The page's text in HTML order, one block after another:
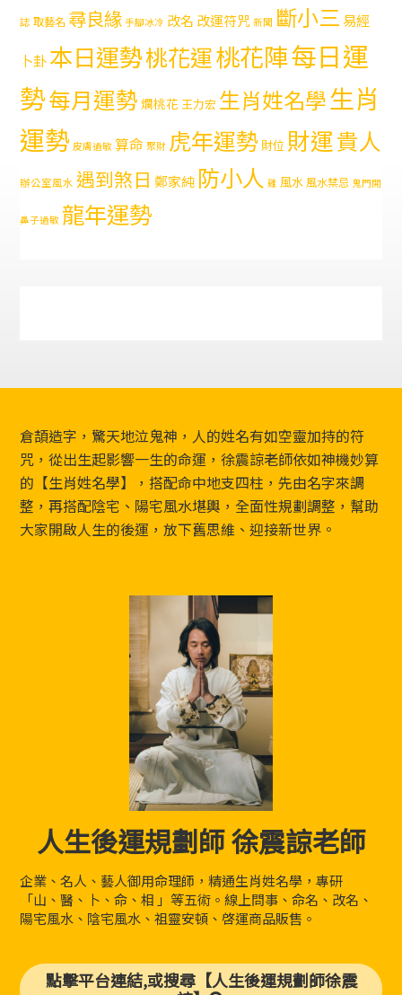
誌 取藝名 尋良緣 手腳冰冷 改名 改運符咒 新聞 斷小三易經
卜卦本日運勢桃花運桃花陣每日運
勢每月運勢 爛桃花 王力宏 生肖姓名學生肖
運勢 皮膚過敏 算命 聚財 虎年運勢 財位 財運貴人
辦公室風水 遇到煞日 鄭家純 防小人 雞 風水風水禁忌 鬼門開
鼻子過敏 龍年運勢
Footer
倉頡造字，驚天地泣鬼神，人的姓名有如空靈加持的符
咒，從出生起影響一生的命運，徐震諒老師依如神機妙算
的【生肖姓名學】，搭配命中地支四柱，先由名字來調
整，再搭配陰宅、陽宅風水堪輿，全面性規劃調整，幫助
大家開啟人生的後運，放下舊思維、迎接新世界。
人生後運規劃師 徐震諒老師
企業、名人、藝人御用命理師，精通生肖姓名學，專研
「山、醫、卜、命、相 」等五術。線上問事、命名、改名、
陽宅風水、陰宅風水、祖靈安頓、啓運商品販售。
點擊平台連結,或搜尋【人生後運規劃師徐震